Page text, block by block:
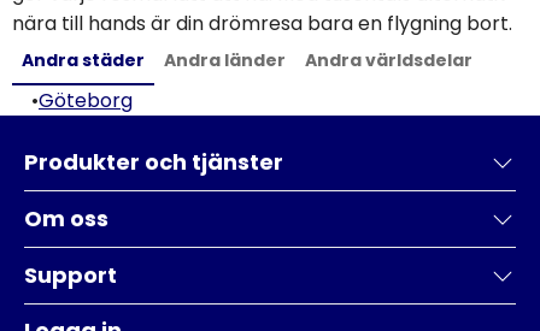
nära till hands är din drömresa bara en flygning bort.
Andra städer Andra länder Andra världsdelar
•Göteborg
Produkter och tjänster
Om oss
Support